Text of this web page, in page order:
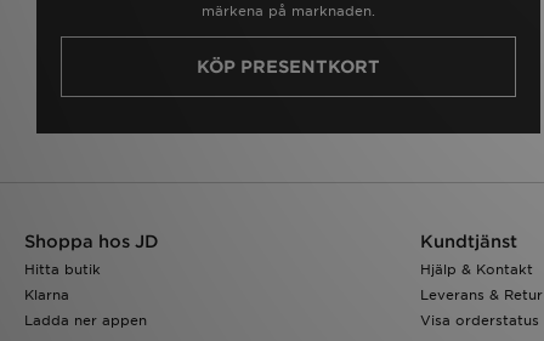
märkena på marknaden.
KÖP PRESENTKORT
Shoppa hos JD
Hitta butik
Klarna
Ladda ner appen
Kundtjänst
Hjälp & Kontakt
Leverans & Retur
Visa orderstatus